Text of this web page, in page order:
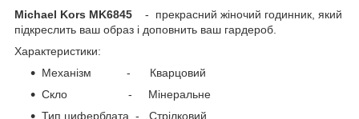
Michael Kors MK6845 - прекрасний жіночий годинник, який
підкреслить ваш образ і доповнить ваш гардероб.
Характеристики:
Механізм - Кварцовий
Скло - Мінеральне
Тип циферблата - Стрілковий